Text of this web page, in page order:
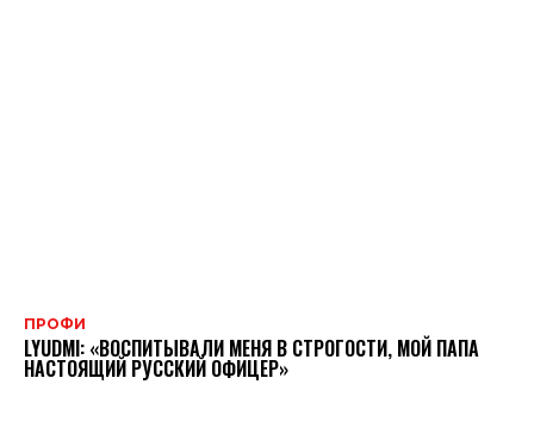
ПРОФИ
LYUDMI: «ВОСПИТЫВАЛИ МЕНЯ В СТРОГОСТИ, МОЙ ПАПА
НАСТОЯЩИЙ РУССКИЙ ОФИЦЕР»